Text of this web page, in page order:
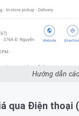
Hướng dẫn
qua Điện thoại